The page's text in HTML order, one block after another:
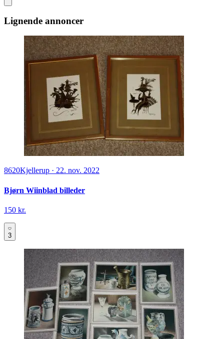
Lignende annoncer
8620Kjellerup · 22. nov. 2022
Bjørn Wiinblad billeder
150 kr.
3